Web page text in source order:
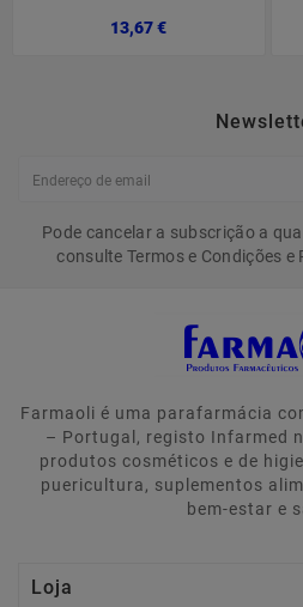
13,67 €Preço
Pode cancelar a subscrição a
consulte Termos e Condições
Farmaoli é uma parafarmácia
– Portugal, registo Infarmed
produtos cosméticos e de
puericultura, suplementos
bem-estar e
Loja